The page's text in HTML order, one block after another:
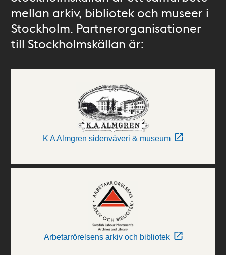
mellan arkiv, bibliotek och museer i
Stockholm. Partnerorganisationer
till Stockholmskällan är:
K A Almgren sidenväveri & museum
Arbetarrörelsens arkiv och bibliotek